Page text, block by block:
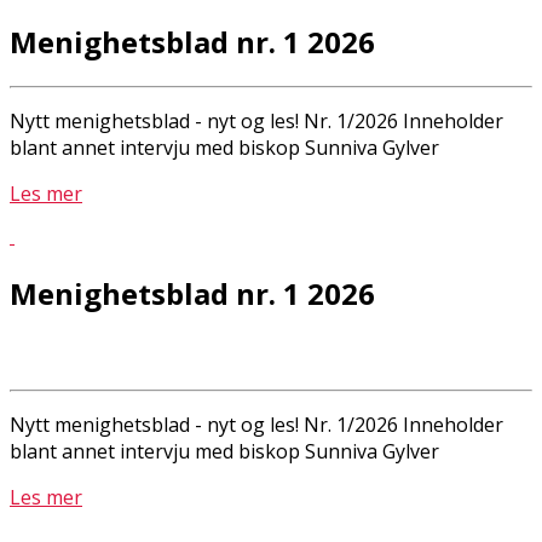
Menighetsblad nr. 1 2026
Nytt menighetsblad - nyt og les! Nr. 1/2026 Inneholder
blant annet intervju med biskop Sunniva Gylver
Les mer
Menighetsblad nr. 1 2026
Nytt menighetsblad - nyt og les! Nr. 1/2026 Inneholder
blant annet intervju med biskop Sunniva Gylver
Les mer